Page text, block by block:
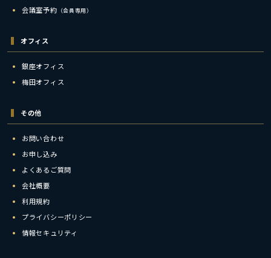
会議室予約 （会員専用）
オフィス
銀座オフィス
梅田オフィス
その他
お問い合わせ
お申し込み
よくあるご質問
会社概要
利用規約
プライバシーポリシー
情報セキュリティ